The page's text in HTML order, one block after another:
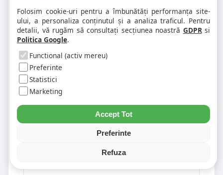
Folosim cookie-uri pentru a îmbunătăți performanța site-
ului, a personaliza conținutul și a analiza traficul. Pentru
detalii, vă rugăm să consultați secțiunea noastră GDPRsi
Politica Google.
Functional (activ mereu)
Preferinte
Statistici
Marketing
Accept Tot
Preferinte
Refuza